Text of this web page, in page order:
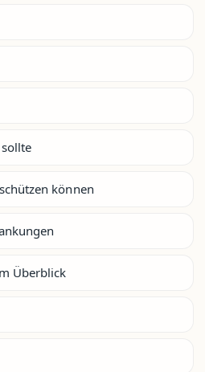
können
Überblick